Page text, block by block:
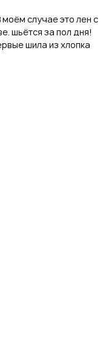
случае это лен с
шьётся за пол дня!
шила из хлопка